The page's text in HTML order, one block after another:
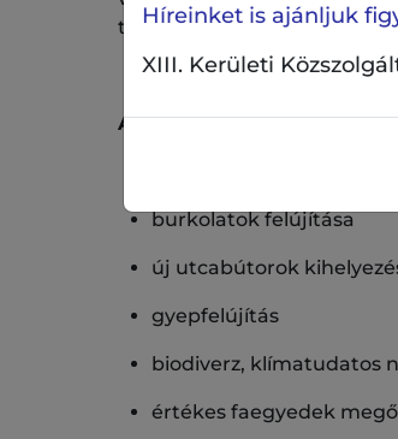
természetközeli hangulatát
A fejlesztés célja:
burkolatok felújítása
új utcabútorok
gyepfelújítás
biodiverz, klímatudatos
értékes faegyedek
Híreinket is ajánljuk
XIII. Kerületi